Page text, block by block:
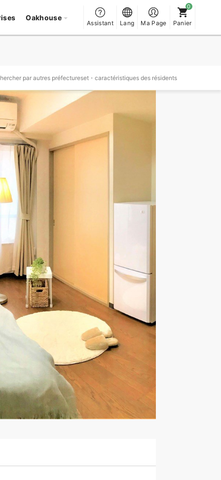
Oakhouse
Assistant Lang Ma Page Panier
par autres préfectureset・caractéristiques des résidents